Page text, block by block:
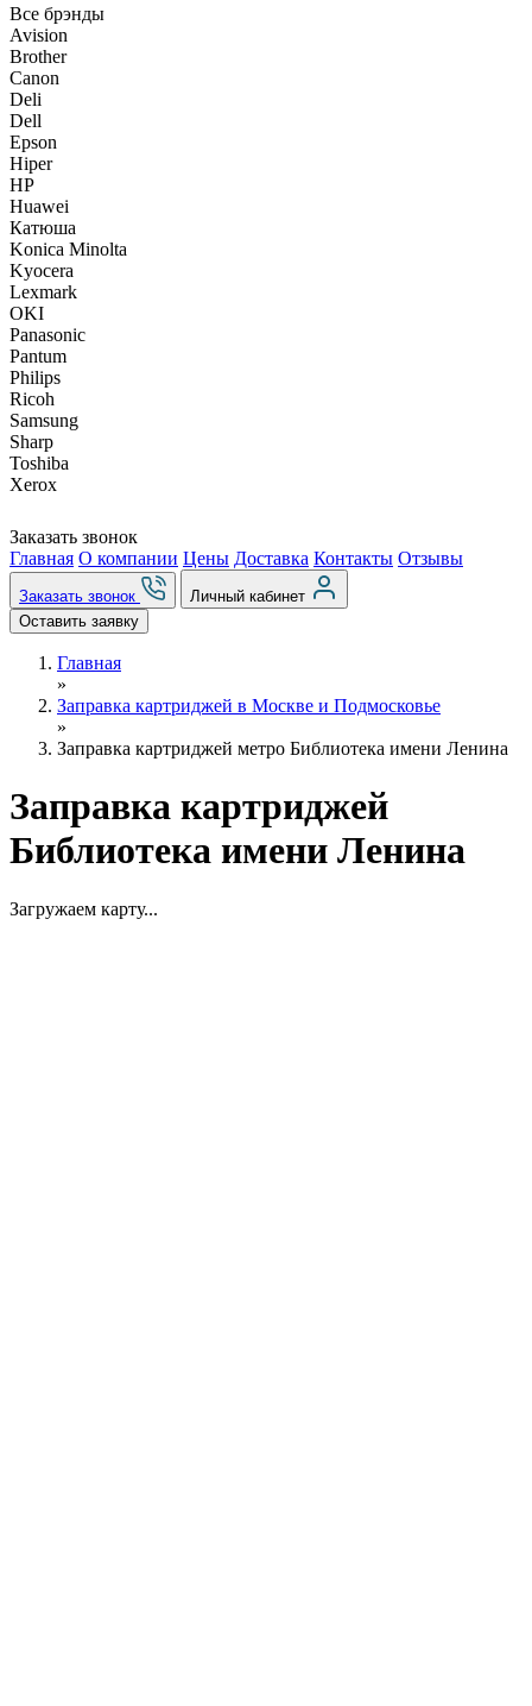
Все брэнды
Avision
Brother
Canon
Deli
Dell
Epson
Hiper
HP
Huawei
Катюша
Konica Minolta
Kyocera
Lexmark
OKI
Panasonic
Pantum
Philips
Ricoh
Samsung
Sharp
Toshiba
Xerox
Заказать звонок
Главная О компании Цены Доставка Контакты Отзывы
Заказать звонок
Личный кабинет
Оставить заявку
Главная
»
Заправка картриджей в Москве и Подмосковье
»
Заправка картриджей метро Библиотека имени Ленина
Заправка картриджей
Библиотека имени Ленина
Загружаем карту...